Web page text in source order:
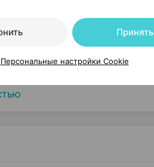
Принять
Персональные настройки Cookie